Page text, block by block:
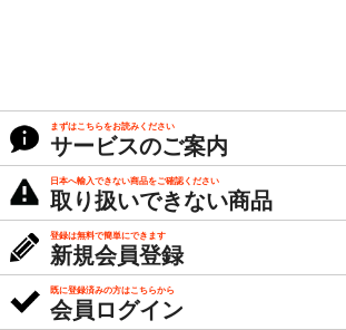
まずはこちらをお読みください
サービスのご案内
日本へ輸入できない商品をご確認ください
取り扱いできない商品
登録は無料で簡単にできます
新規会員登録
既に登録済みの方はこちらから
会員ログイン